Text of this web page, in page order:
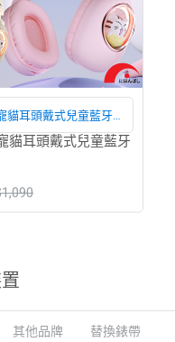
貓耳頭戴式兒童藍牙耳
機
貓耳頭戴式兒童藍牙
其他品牌 替換錶帶